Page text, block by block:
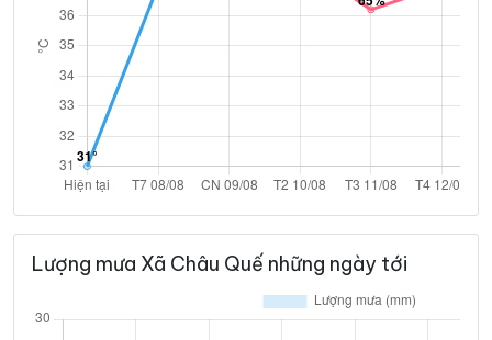
Lượng mưa Xã Châu Quế những ngày tới